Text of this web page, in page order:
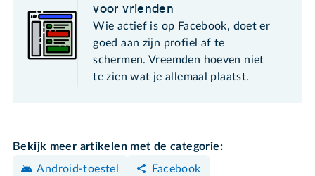
voor vrienden
Wie actief is op Facebook, doet er
goed aan zijn profiel af te
schermen. Vreemden hoeven niet
te zien wat je allemaal plaatst.
Bekijk meer artikelen met de categorie:
Android-toestel
Facebook